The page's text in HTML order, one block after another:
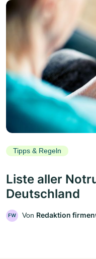
Tipps & Regeln
Liste aller
Deutschland
FW Von Redaktion